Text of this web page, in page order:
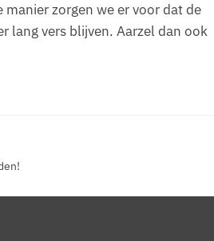
manier zorgen we er voor dat de
lang vers blijven. Aarzel dan ook